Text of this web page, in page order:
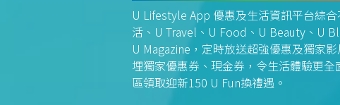
U Lifestyle App 優惠及生活資訊平台綜
活、U Travel、U Food、U Beauty、U
U Magazine，定時放送超強優惠及獨家
埋獨家優惠券、現金券，令生活體驗更
區領取迎新150 U Fun換禮遇。